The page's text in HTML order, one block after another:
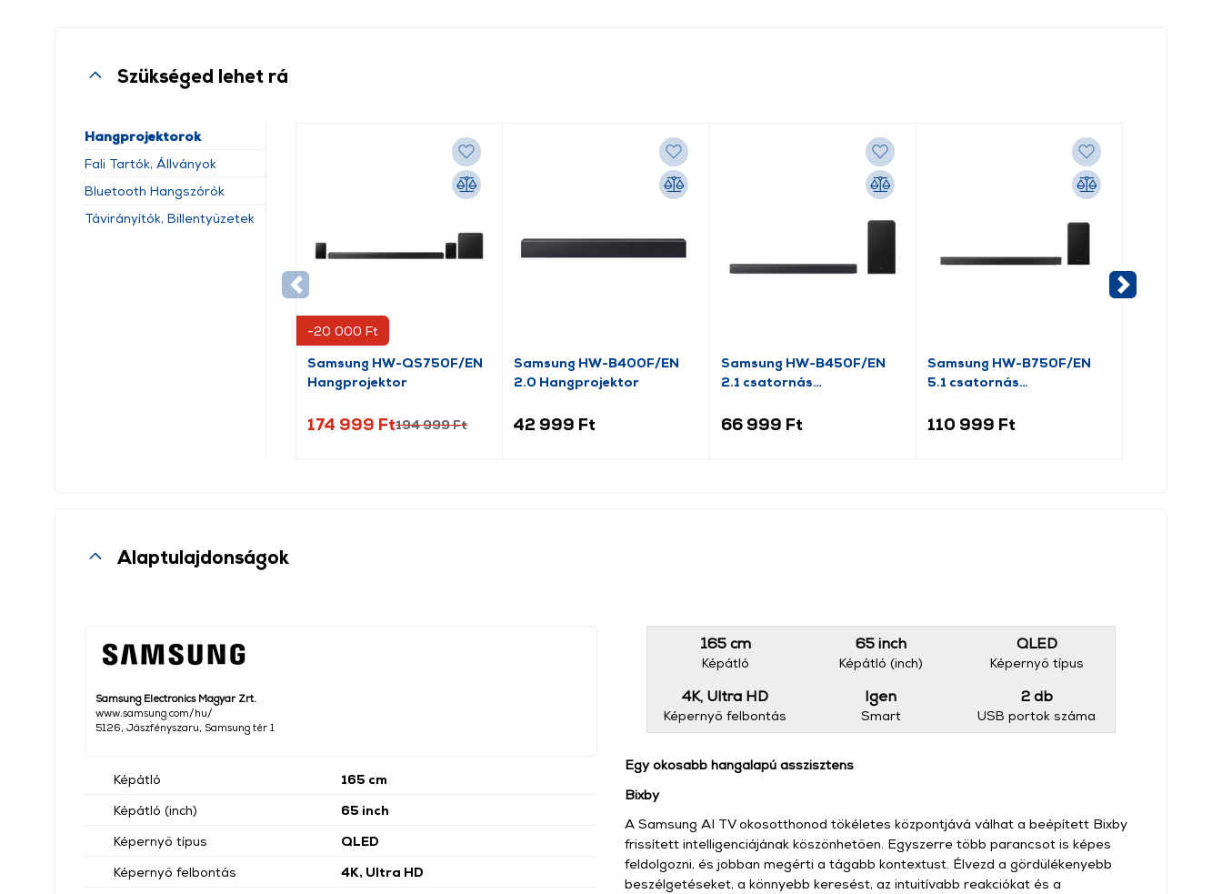
Szükséged lehet rá
Hangprojektorok
Fali Tartók, Állványok
Bluetooth Hangszórók
Távirányítók, Billentyűzetek
-20 000 Ft
Samsung HW-QS750F/EN
Hangprojektor
174 999 Ft194 999 Ft
Samsung HW-B400F/EN
2.0 Hangprojektor
42 999 Ft
Samsung HW-B450F/EN
2.1 csatornás
66 999 Ft
Samsung HW-B750F/EN
5.1 csatornás
mélynyomóval
110 999 Ft
Alaptulajdonságok
Samsung Electronics Magyar Zrt.
www.samsung.com/hu/
5126, Jászfényszaru, Samsung tér 1
Képátló
165 cm
Képátló (inch)
65 inch
Képernyő típus
QLED
Képernyő felbontás
4K, Ultra HD
165 cm
Képátló
65 inch
Képátló (inch)
QLED
Képernyő típus
4K, Ultra HD
Képernyő felbontás
Igen
Smart
2 db
USB portok száma
Egy okosabb hangalapú asszisztens
Bixby
A Samsung AI TV okosotthonod tökéletes központjává válhat a beépített Bixby
frissített intelligenciájának köszönhetően. Egyszerre több parancsot is képes
feldolgozni, és jobban megérti a tágabb kontextust. Élvezd a gördülékenyebb
beszélgetéseket, a könnyebb keresést, az intuitívabb reakciókat és a